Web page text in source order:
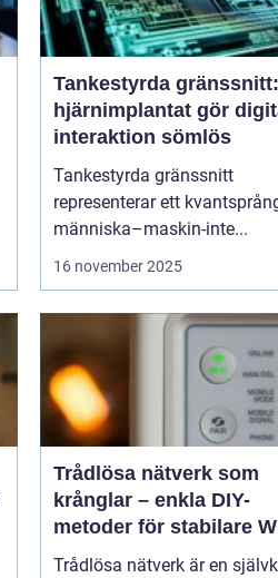
Tankestyrda
hjärnimplantat gör
interaktion sömlös
Tankestyrda gränssnitt
representerar ett
människa–maskin-inte...
16 november 2025
Trådlösa nätverk som
krånglar – enkla DIY-
metoder för stabilare
hela hemmet
Trådlösa nätverk är en